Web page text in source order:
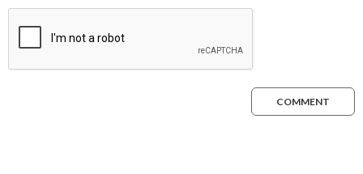
COMMENT